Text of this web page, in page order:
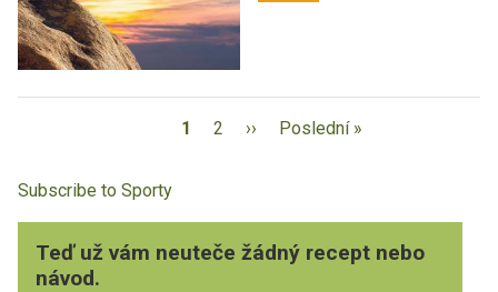
1 2 ›› Poslední »
Subscribe to Sporty
Teď už vám neuteče žádný recept nebo
návod.